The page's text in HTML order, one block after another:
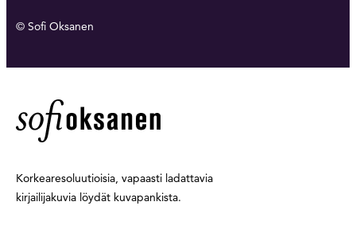
© Sofi Oksanen
Korkearesoluutioisia, vapaasti ladattavia
kirjailijakuvia löydät kuvapankista.